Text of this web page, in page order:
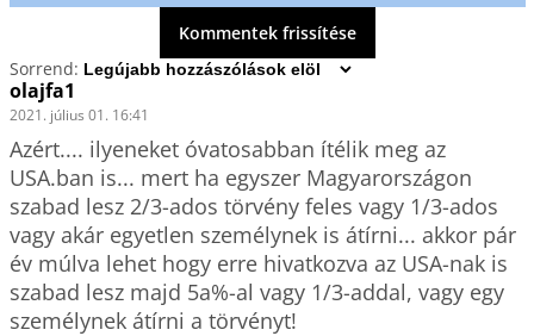
Kommentek frissítése
Sorrend:
olajfa1
2021. július 01. 16:41
Azért.... ilyeneket óvatosabban ítélik meg az
USA.ban is... mert ha egyszer Magyarországon
szabad lesz 2/3-ados törvény feles vagy 1/3-ados
vagy akár egyetlen személynek is átírni... akkor pár
év múlva lehet hogy erre hivatkozva az USA-nak is
szabad lesz majd 5a%-al vagy 1/3-addal, vagy egy
személynek átírni a törvényt!